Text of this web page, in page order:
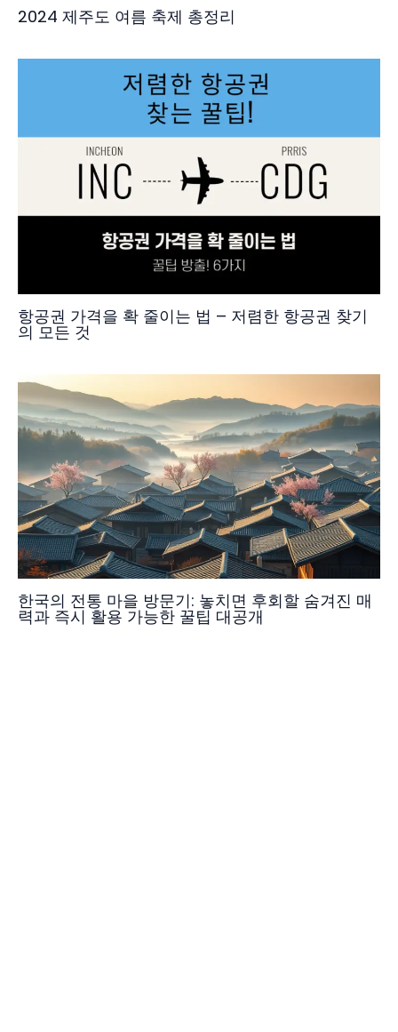
2024 제주도 여름 축제 총정리
항공권 가격을 확 줄이는 법 – 저렴한 항공권 찾기
의 모든 것
한국의 전통 마을 방문기: 놓치면 후회할 숨겨진 매
력과 즉시 활용 가능한 꿀팁 대공개